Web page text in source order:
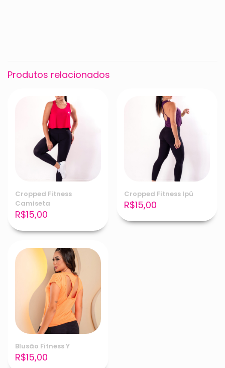
Produtos relacionados
Cropped Fitness
Camiseta
R$15,00
Cropped Fitness Ipú
R$15,00
Blusão Fitness Y
R$15,00